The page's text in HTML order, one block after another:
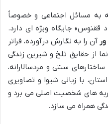
به مسائل اجتماعی و خصوصاً
ققنوس» جایگاه ویژه ای دارد.
آن را به نگارش درآورده، فراتر
از حقایق تلخ و شیرین زندگی
سنتی و مردسالارانه،
با زبانی شیوا و تصاویری
های شخصیت اصلی می برد و
همراه می سازد.